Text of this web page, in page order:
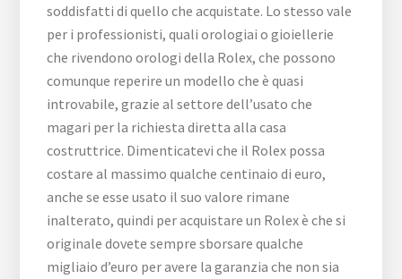
soddisfatti di quello che acquistate. Lo stesso vale
per i professionisti, quali orologiai o gioiellerie
che rivendono orologi della Rolex, che possono
comunque reperire un modello che è quasi
introvabile, grazie al settore dell’usato che
magari per la richiesta diretta alla casa
costruttrice. Dimenticatevi che il Rolex possa
costare al massimo qualche centinaio di euro,
anche se esse usato il suo valore rimane
inalterato, quindi per acquistare un Rolex è che si
originale dovete sempre sborsare qualche
migliaio d’euro per avere la garanzia che non sia